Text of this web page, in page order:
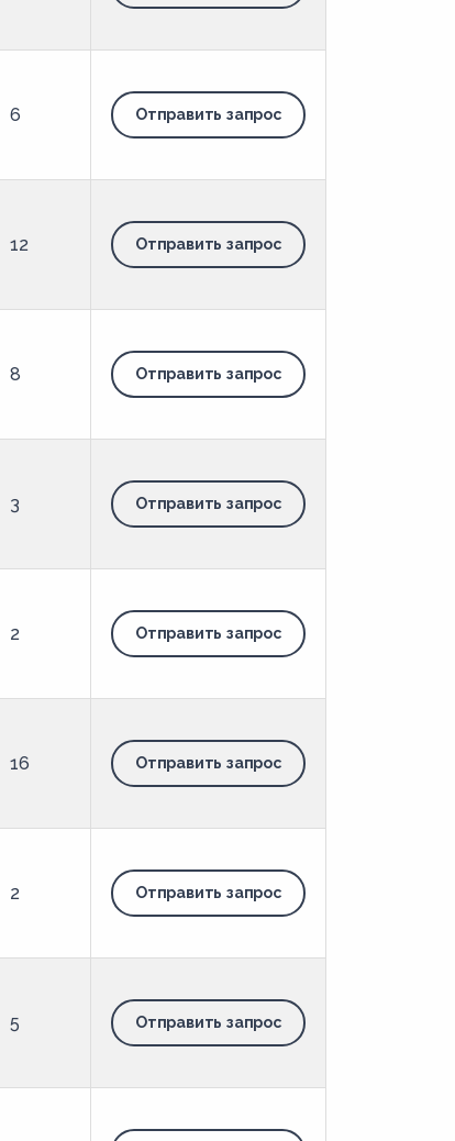
6 Отправить запрос
12 Отправить запрос
8 Отправить запрос
3 Отправить запрос
2 Отправить запрос
16 Отправить запрос
2 Отправить запрос
5 Отправить запрос